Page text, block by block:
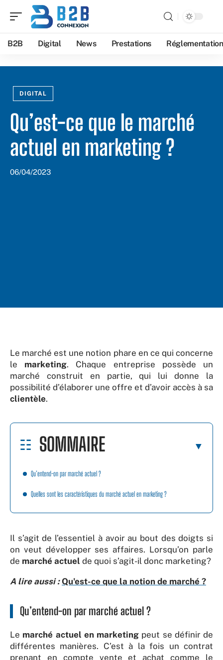
B2B Digital News Prestations Réglementation
DIGITAL
Qu’est-ce que le marché
actuel en marketing ?
06/04/2023
Le marché est une notion phare en ce qui concerne
le marketing. Chaque entreprise possède un
marché construit en partie, qui lui donne la
possibilité d’élaborer une offre et d’avoir accès à sa
clientèle.
SOMMAIRE
Qu’entend-on par marché actuel ?
Quelles sont les caractéristiques du marché actuel en marketing ?
Il s’agit de l’essentiel à avoir au bout des doigts si
on veut développer ses affaires. Lorsqu’on parle
de marché actuel de quoi s’agit-il donc marketing?
A lire aussi : Qu'est-ce que la notion de marché ?
Qu’entend-on par marché actuel ?
Le marché actuel en marketing peut se définir de
différentes manières. C’est à la fois un contrat
prenant en compte vente et achat comme le